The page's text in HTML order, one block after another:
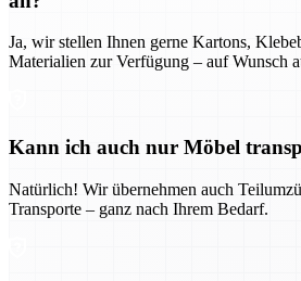
Ja, wir stellen Ihnen gerne Kartons,
Materialien zur Verfügung – auf Wunsch
Kann ich auch nur Möbel
Natürlich! Wir übernehmen auch
Transporte – ganz nach Ihrem Bedarf.